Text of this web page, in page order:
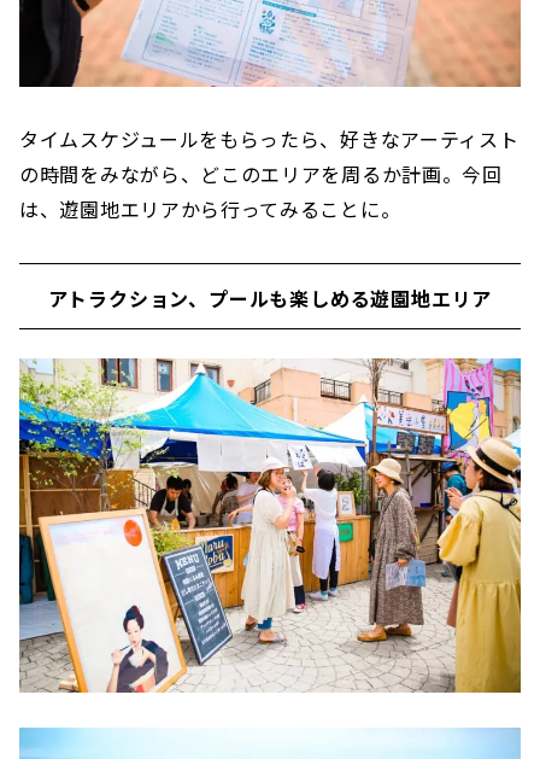
タイムスケジュールをもらったら、好きなアーティスト
の時間をみながら、どこのエリアを周るか計画。今回
は、遊園地エリアから行ってみることに。
アトラクション、プールも楽しめる遊園地エリア